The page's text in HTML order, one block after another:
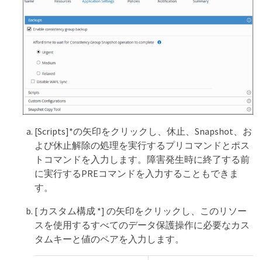
[Scripts]*の矢印をクリックし、休止、Snapshot、お
よび休止解除の処理を実行するプリコマンドとポス
トコマンドを入力します。障害発生時に終了する前
に実行するPREコマンドを入力することもできま
す。
[ カスタム構成 *] の矢印をクリックし、このリソー
スを使用するすべてのデータ保護操作に必要なカス
タムキーと値のペアを入力します。